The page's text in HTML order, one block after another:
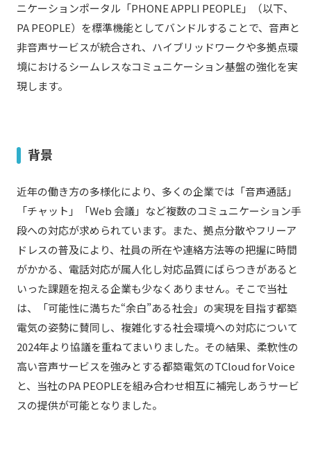
ニケーションポータル「PHONE APPLI PEOPLE」（以下、
PA PEOPLE）を標準機能としてバンドルすることで、音声と
非音声サービスが統合され、ハイブリッドワークや多拠点環
境におけるシームレスなコミュニケーション基盤の強化を実
現します。
背景
近年の働き方の多様化により、多くの企業では「音声通話」
「チャット」「Web 会議」など複数のコミュニケーション手
段への対応が求められています。また、拠点分散やフリーア
ドレスの普及により、社員の所在や連絡方法等の把握に時間
がかかる、電話対応が属人化し対応品質にばらつきがあると
いった課題を抱える企業も少なくありません。そこで当社
は、「可能性に満ちた“余白”ある社会」の実現を目指す都築
電気の姿勢に賛同し、複雑化する社会環境への対応について
2024年より協議を重ねてまいりました。その結果、柔軟性の
高い音声サービスを強みとする都築電気のTCloud for Voice
と、当社のPA PEOPLEを組み合わせ相互に補完しあうサービ
スの提供が可能となりました。